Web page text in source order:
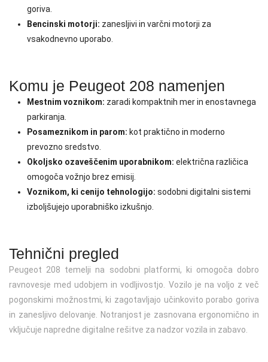
goriva.
Bencinski motorji: zanesljivi in varčni motorji za
vsakodnevno uporabo.
Komu je Peugeot 208 namenjen
Mestnim voznikom: zaradi kompaktnih mer in enostavnega
parkiranja.
Posameznikom in parom: kot praktično in moderno
prevozno sredstvo.
Okoljsko ozaveščenim uporabnikom: električna različica
omogoča vožnjo brez emisij.
Voznikom, ki cenijo tehnologijo: sodobni digitalni sistemi
izboljšujejo uporabniško izkušnjo.
Tehnični pregled
Peugeot 208 temelji na sodobni platformi, ki omogoča dobro
ravnovesje med udobjem in vodljivostjo. Vozilo je na voljo z več
pogonskimi možnostmi, ki zagotavljajo učinkovito porabo goriva
in zanesljivo delovanje. Notranjost je zasnovana ergonomično in
vključuje napredne digitalne rešitve za nadzor vozila in zabavo.